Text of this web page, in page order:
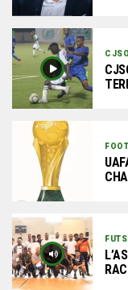
CJSOI